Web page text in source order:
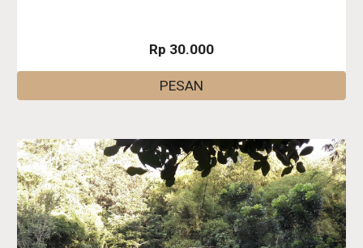
Rp 30.000
PESAN